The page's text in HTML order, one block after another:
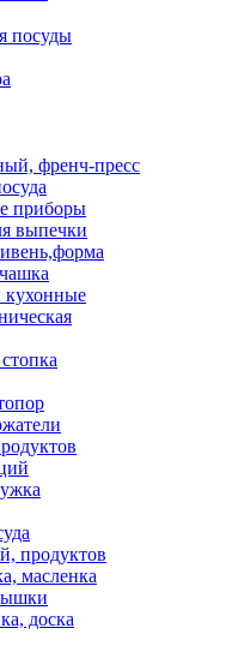
посуды
френч-пресс
приборы
выпечки
продуктов
масленка
доска